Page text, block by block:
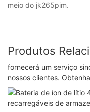
meio do jk265pim.
Produtos
fornecerá um serviço
nossos clientes.